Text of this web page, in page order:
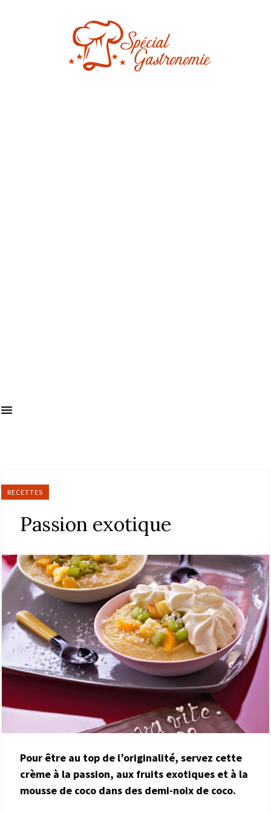
RECETTES
Passion exotique
Pour être au top de l’originalité, servez cette
crème à la passion, aux fruits exotiques et à la
mousse de coco dans des demi-noix de coco.